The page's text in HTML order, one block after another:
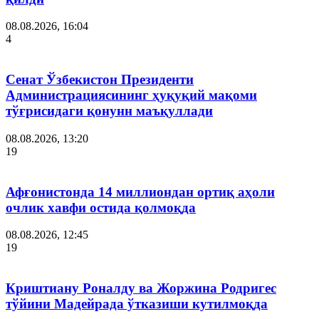
08.08.2026, 16:04
4
Сенат Ўзбекистон Президенти
Администрациясининг ҳуқуқий мақоми
тўғрисидаги қонунн маъқуллади
08.08.2026, 13:20
19
Афғонистонда 14 миллиондан ортиқ аҳоли
очлик хавфи остида қолмоқда
08.08.2026, 12:45
19
Криштиану Роналду ва Жоржина Родригес
тўйини Мадейрада ўтказиши кутилмоқда